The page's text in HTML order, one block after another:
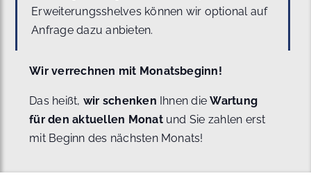
Erweiterungsshelves können wir optional auf
Anfrage dazu anbieten.
Wir verrechnen mit Monatsbeginn!
Das heißt, wir schenken Ihnen dieWartung
für den aktuellen Monat und Sie zahlen erst
mit Beginn des nächsten Monats!